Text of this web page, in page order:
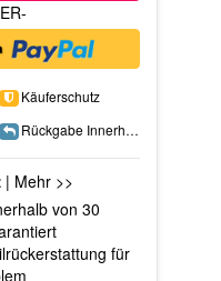
Käuferschutz
Rückgabe Innerhalb 15 Tage
| Mehr >>
von 30
für